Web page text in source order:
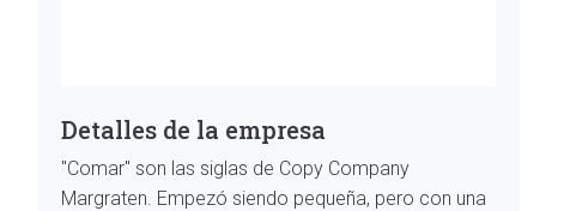
Detalles de la empresa
"Comar" son las siglas de Copy Company
Margraten. Empezó siendo pequeña, pero con una